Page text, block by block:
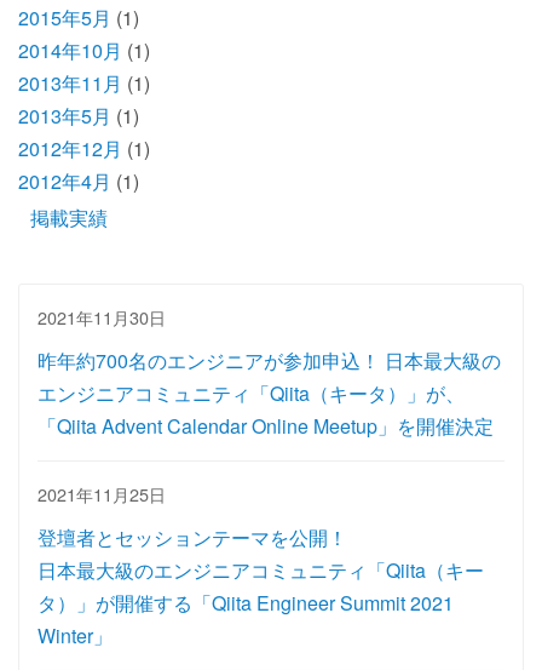
2015年5月 (1)
2014年10月 (1)
2013年11月 (1)
2013年5月 (1)
2012年12月 (1)
2012年4月 (1)
掲載実績
2021年11月30日
昨年約700名のエンジニアが参加申込！ 日本最大級の
エンジニアコミュニティ「Qiita（キータ）」が、
「Qiita Advent Calendar Online Meetup」を開催決定
2021年11月25日
登壇者とセッションテーマを公開！
日本最大級のエンジニアコミュニティ「Qiita（キー
タ）」が開催する「Qiita Engineer Summit 2021
Winter」